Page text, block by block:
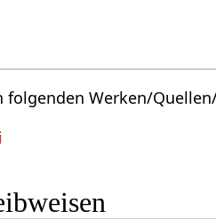
Werken/